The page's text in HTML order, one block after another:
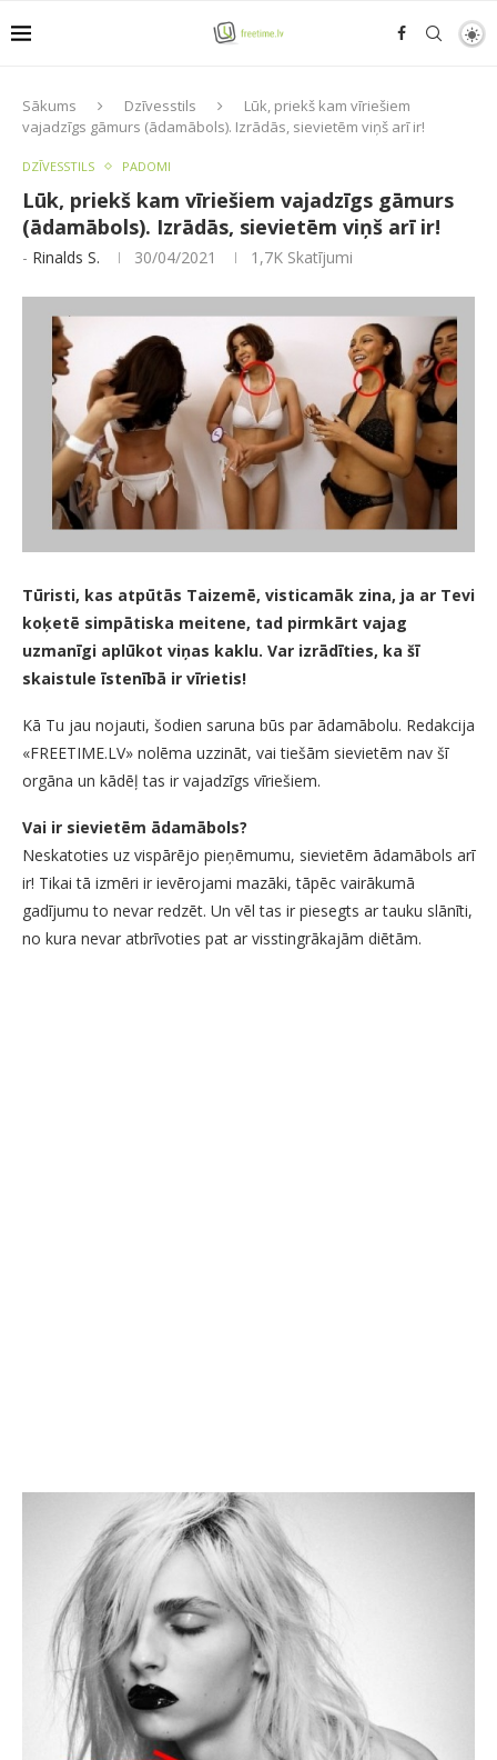
Sākums Dzīvesstils
Lūk, priekš kam vīriešiem
vajadzīgs gāmurs (ādamābols). Izrādās, sievietēm viņš arī ir!
DZĪVESSTILS PADOMI
Lūk, priekš kam vīriešiem vajadzīgs gāmurs
(ādamābols). Izrādās, sievietēm viņš arī ir!
- Rinalds S. 30/04/2021 1,7K Skatījumi
Tūristi, kas atpūtās Taizemē, visticamāk zina, ja ar Tevi
koķetē simpātiska meitene, tad pirmkārt vajag
uzmanīgi aplūkot viņas kaklu. Var izrādīties, ka šī
skaistule īstenībā ir vīrietis!
Kā Tu jau nojauti, šodien saruna būs par ādamābolu. Redakcija
«FREETIME.LV» nolēma uzzināt, vai tiešām sievietēm nav šī
orgāna un kādēļ tas ir vajadzīgs vīriešiem.
Vai ir sievietēm ādamābols?
Neskatoties uz vispārējo pieņēmumu, sievietēm ādamābols arī
ir! Tikai tā izmēri ir ievērojami mazāki, tāpēc vairākumā
gadījumu to nevar redzēt. Un vēl tas ir piesegts ar tauku slānīti,
no kura nevar atbrīvoties pat ar visstingrākajām diētām.